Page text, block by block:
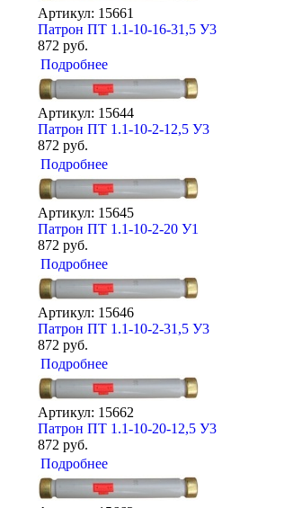
Артикул: 15661
Патрон ПТ 1.1-10-16-31,5 У3
872 руб.
Подробнее
Артикул: 15644
Патрон ПТ 1.1-10-2-12,5 У3
872 руб.
Подробнее
Артикул: 15645
Патрон ПТ 1.1-10-2-20 У1
872 руб.
Подробнее
Артикул: 15646
Патрон ПТ 1.1-10-2-31,5 У3
872 руб.
Подробнее
Артикул: 15662
Патрон ПТ 1.1-10-20-12,5 У3
872 руб.
Подробнее